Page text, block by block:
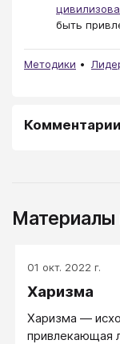
быть
Методики
Комментарии
Материалы
01 окт. 2022 г.
Харизма
Харизма —
привлекающая